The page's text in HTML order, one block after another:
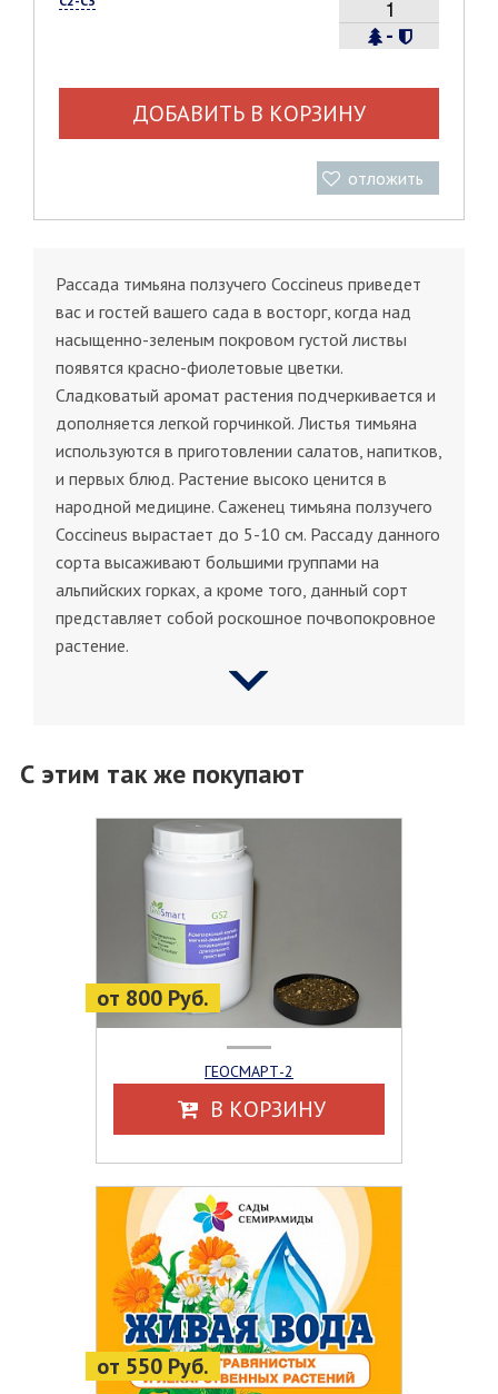
-
ДОБАВИТЬ В КОРЗИНУ
отложить
Рассада тимьяна ползучего Coccineus приведет
вас и гостей вашего сада в восторг, когда над
насыщенно-зеленым покровом густой листвы
появятся красно-фиолетовые цветки.
Сладковатый аромат растения подчеркивается и
дополняется легкой горчинкой. Листья тимьяна
используются в приготовлении салатов, напитков,
и первых блюд. Растение высоко ценится в
народной медицине. Саженец тимьяна ползучего
Coccineus вырастает до 5-10 см. Рассаду данного
сорта высаживают большими группами на
альпийских горках, а кроме того, данный сорт
представляет собой роскошное почвопокровное
растение.
С этим так же покупают
от 800 Руб.
ГЕОСМАРТ-2
В КОРЗИНУ
от 550 Руб.